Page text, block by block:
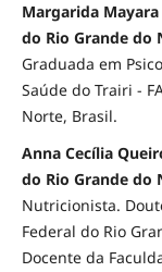
Margarida
do Rio Grande do
Graduada em
Saúde do Trairi -
Norte, Brasil.
Anna Cecília
do Rio Grande do
Nutricionista.
Federal do Rio
Docente da